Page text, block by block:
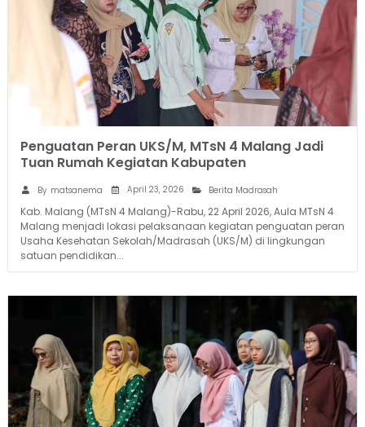
Penguatan Peran UKS/M, MTsN 4 Malang Jadi
Tuan Rumah Kegiatan Kabupaten
By matsanema April 23, 2026 Berita Madrasah
Kab. Malang (MTsN 4 Malang)-Rabu, 22 April 2026, Aula MTsN 4
Malang menjadi lokasi pelaksanaan kegiatan penguatan peran
Usaha Kesehatan Sekolah/Madrasah (UKS/M) di lingkungan
satuan pendidikan...